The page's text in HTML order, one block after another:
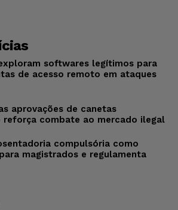
softwares legítimos para
de acesso remoto em ataques
aprovações de canetas
reforça combate ao mercado ilegal
compulsória como
magistrados e regulamenta